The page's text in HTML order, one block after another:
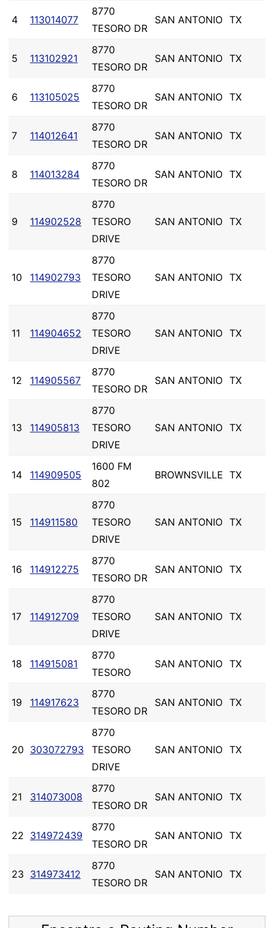
4 113014077
8770
TESORO DR
SAN ANTONIO TX
5 113102921
8770
TESORO DR
SAN ANTONIO TX
6 113105025
8770
TESORO DR
SAN ANTONIO TX
7 114012641
8770
TESORO DR
SAN ANTONIO TX
8 114013284
8770
TESORO DR
SAN ANTONIO TX
9 114902528
8770
TESORO
DRIVE
SAN ANTONIO TX
10 114902793
8770
TESORO
DRIVE
SAN ANTONIO TX
11 114904652
8770
TESORO
DRIVE
SAN ANTONIO TX
12 114905567
8770
TESORO DR
SAN ANTONIO TX
13 114905813
8770
TESORO
DRIVE
SAN ANTONIO TX
14 114909505
1600 FM
802
BROWNSVILLE TX
15 114911580
8770
TESORO
DRIVE
SAN ANTONIO TX
16 114912275
8770
TESORO DR
SAN ANTONIO TX
17 114912709
8770
TESORO
DRIVE
SAN ANTONIO TX
18 114915081
8770
TESORO
SAN ANTONIO TX
19 114917623
8770
TESORO DR
SAN ANTONIO TX
20 303072793
8770
TESORO
DRIVE
SAN ANTONIO TX
21 314073008
8770
TESORO DR
SAN ANTONIO TX
22 314972439
8770
TESORO DR
SAN ANTONIO TX
23 314973412
8770
TESORO DR
SAN ANTONIO TX